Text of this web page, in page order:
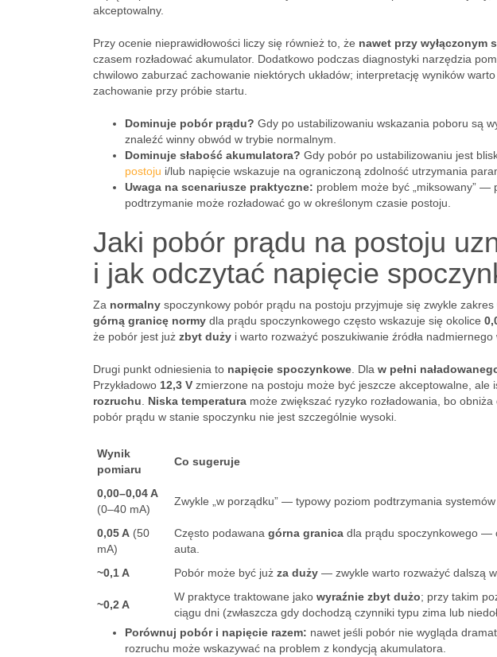
akceptowalny.
Przy ocenie nieprawidłowości liczy się również to, że nawet przy wyłączonym
czasem rozładować akumulator. Dodatkowo podczas diagnostyki narzędzia
chwilowo zaburzać zachowanie niektórych układów; interpretację wyników
zachowanie przy próbie startu.
Dominuje pobór prądu? Gdy po ustabilizowaniu wskazania poboru są
znaleźć winny obwód w trybie normalnym.
Dominuje słabość akumulatora? Gdy pobór po ustabilizowaniu jest
postoju i/lub napięcie wskazuje na ograniczoną zdolność utrzymania
Uwaga na scenariusze praktyczne: problem może być „miksowany” —
podtrzymanie może rozładować go w określonym czasie postoju.
Jaki pobór prądu na postoju
i jak odczytać napięcie
Za normalny spoczynkowy pobór prądu na postoju przyjmuje się zwykle zakres
górną granicę normy dla prądu spoczynkowego często wskazuje się okolice
że pobór jest już zbyt duży i warto rozważyć poszukiwanie źródła nadmiernego
Drugi punkt odniesienia to napięcie spoczynkowe . Dla w pełni
Przykładowo 12,3 V zmierzone na postoju może być jeszcze akceptowalne,
rozruchu
Niska temperatura może zwiększać ryzyko rozładowania, bo
pobór prądu w stanie spoczynku nie jest szczególnie wysoki.
Wynik
pomiaru
Co sugeruje
0,00–0,04 A
(0–40 mA)
Zwykle „w porządku” — typowy poziom podtrzymania systemów
0,05 A (50
mA)
Często podawana górna granica dla prądu spoczynkowego —
auta.
~0,1 A
Pobór może być już za duży — zwykle warto rozważyć dalszą
~0,2 A
W praktyce traktowane jako wyraźnie zbyt dużo; przy takim
ciągu dni (zwłaszcza gdy dochodzą czynniki typu zima lub
Porównuj pobór i napięcie razem: nawet jeśli pobór nie wygląda
rozruchu może wskazywać na problem z kondycją akumulatora.